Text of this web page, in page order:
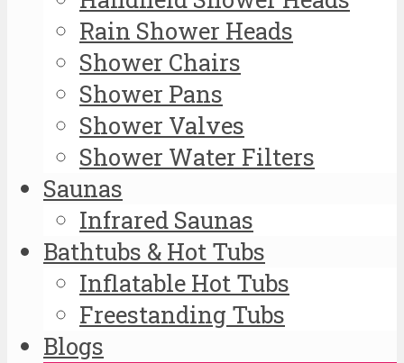
Rain Shower Heads
Shower Chairs
Shower Pans
Shower Valves
Shower Water Filters
Saunas
Infrared Saunas
Bathtubs & Hot Tubs
Inflatable Hot Tubs
Freestanding Tubs
Blogs